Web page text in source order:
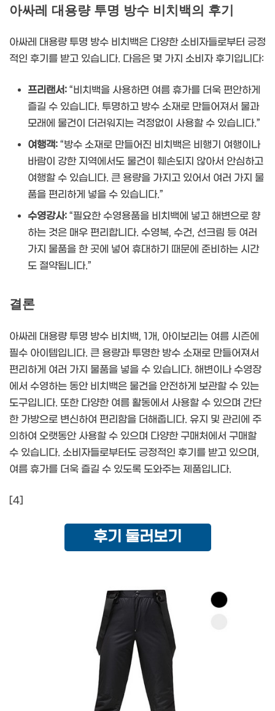
아싸레 대용량 투명 방수 비치백의 후기
아싸레 대용량 투명 방수 비치백은 다양한 소비자들로부터 긍정
적인 후기를 받고 있습니다. 다음은 몇 가지 소비자 후기입니다:
프리랜서: “비치백을 사용하면 여름 휴가를 더욱 편안하게
즐길 수 있습니다. 투명하고 방수 소재로 만들어져서 물과
모래에 물건이 더러워지는 걱정없이 사용할 수 있습니다.”
여행객: “방수 소재로 만들어진 비치백은 비행기 여행이나
바람이 강한 지역에서도 물건이 훼손되지 않아서 안심하고
여행할 수 있습니다. 큰 용량을 가지고 있어서 여러 가지 물
품을 편리하게 넣을 수 있습니다.”
수영강사: “필요한 수영용품을 비치백에 넣고 해변으로 향
하는 것은 매우 편리합니다. 수영복, 수건, 선크림 등 여러
가지 물품을 한 곳에 넣어 휴대하기 때문에 준비하는 시간
도 절약됩니다.”
결론
아싸레 대용량 투명 방수 비치백, 1개, 아이보리는 여름 시즌에
필수 아이템입니다. 큰 용량과 투명한 방수 소재로 만들어져서
편리하게 여러 가지 물품을 넣을 수 있습니다. 해변이나 수영장
에서 수영하는 동안 비치백은 물건을 안전하게 보관할 수 있는
도구입니다. 또한 다양한 여름 활동에서 사용할 수 있으며 간단
한 가방으로 변신하여 편리함을 더해줍니다. 유지 및 관리에 주
의하여 오랫동안 사용할 수 있으며 다양한 구매처에서 구매할
수 있습니다. 소비자들로부터도 긍정적인 후기를 받고 있으며,
여름 휴가를 더욱 즐길 수 있도록 도와주는 제품입니다.
[4]
후기 둘러보기